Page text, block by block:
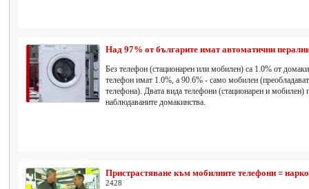
Над 97% от българите имат автоматични
Без телефон (стационарен или мобилен) са 1.0% от
телефон имат 1.0%, а 90.6% - само мобилен
телефона). Двата вида телефони (стационарен и мобилен)
наблюдаваните домакинства.
Пристрастяване към мобилните телефони =
2428